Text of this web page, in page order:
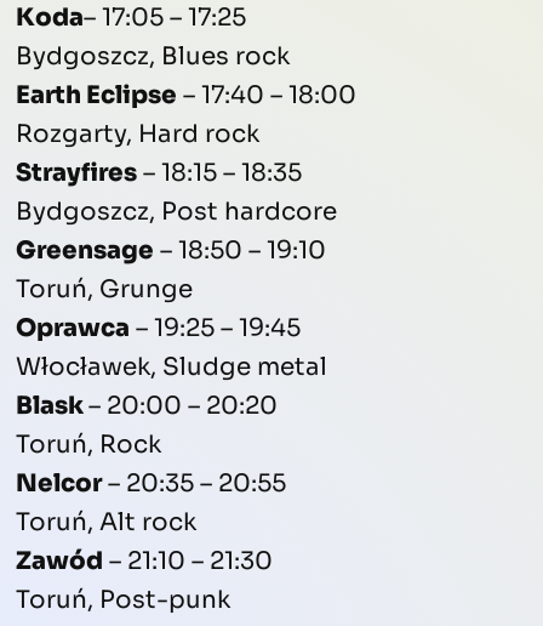
Koda– 17:05 – 17:25
Bydgoszcz, Blues rock
Earth Eclipse – 17:40 – 18:00
Rozgarty, Hard rock
Strayfires – 18:15 – 18:35
Bydgoszcz, Post hardcore
Greensage – 18:50 – 19:10
Toruń, Grunge
Oprawca – 19:25 – 19:45
Włocławek, Sludge metal
Blask– 20:00 – 20:20
Toruń, Rock
Nelcor– 20:35 – 20:55
Toruń, Alt rock
Zawód – 21:10 – 21:30
Toruń, Post-punk